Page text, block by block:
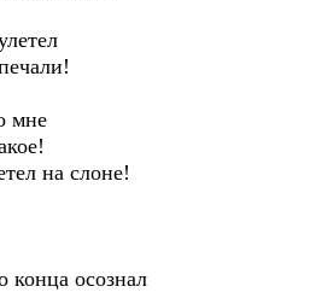
мне
на слоне!
осознал